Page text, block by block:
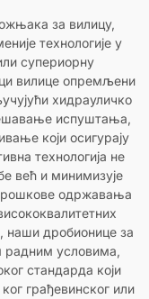
за вилицу,
технологије у
супериорну
вилице опремљени
хидрауличко
испуштања,
који осигурају
технологија не
већ и минимизује
одржавања
наши дробионице за
радним условима,
стандарда који
грађевинског или